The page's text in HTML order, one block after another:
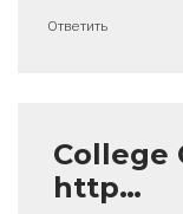
Ответить
College
http…